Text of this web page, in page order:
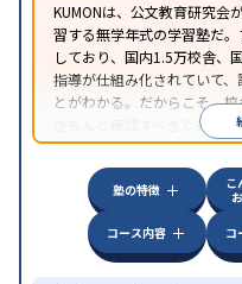
KUMONは、公文教育研究会
習する無学年式の学習塾だ
しており、国内1.5万校舎、
指導が仕組み化されていて
とがわかる。だからこそ、
きちんと確認すべきである
方見学してみることをオス
塾の特徴
こ
コース内容
コ